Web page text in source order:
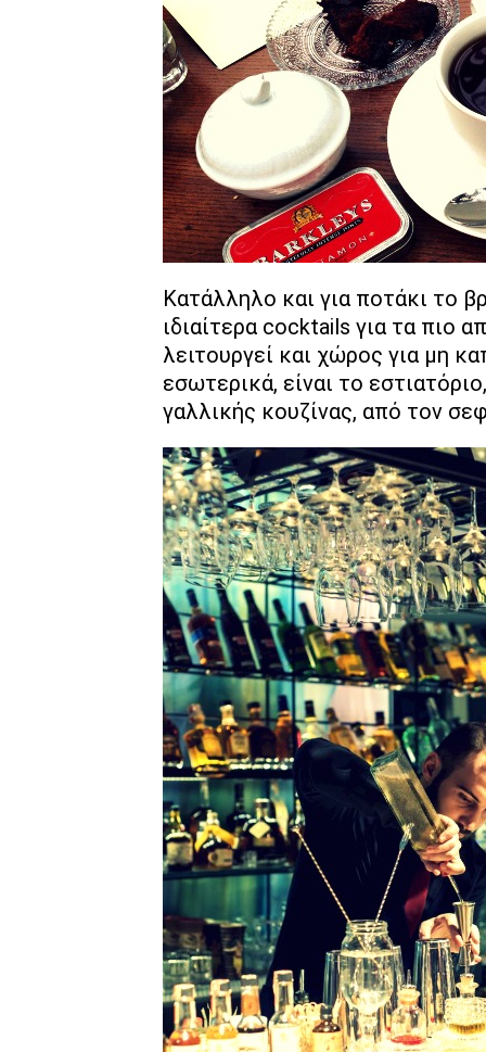
Κατάλληλο και για ποτάκι το
ιδιαίτερα cocktails για τα πιο
λειτουργεί και χώρος για μη
εσωτερικά, είναι το
γαλλικής κουζίνας, από τον